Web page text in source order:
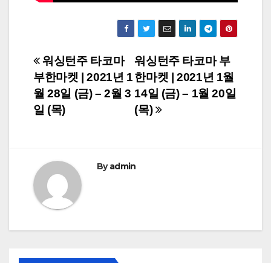
Post
navigation
워싱턴주 타코마 부
한마켓 | 2021년 1월
14일 (금) – 1월 20일
(목)
워싱턴주 타코마
부한마켓 | 2021년 1
월 28일 (금) – 2월 3
일 (목)
Byadmin